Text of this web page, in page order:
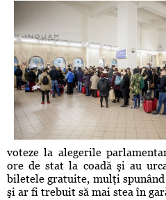
voteze la alegerile
ore de stat la coadă şi au
biletele gratuite, mulţi
şi ar fi trebuit să mai stea în